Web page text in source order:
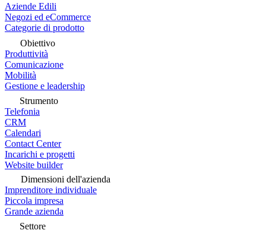
Aziende Edili
Negozi ed eCommerce
Categorie di prodotto
Obiettivo
Produttività
Comunicazione
Mobilità
Gestione e leadership
Strumento
Telefonia
CRM
Calendari
Contact Center
Incarichi e progetti
Website builder
Dimensioni dell'azienda
Imprenditore individuale
Piccola impresa
Grande azienda
Settore